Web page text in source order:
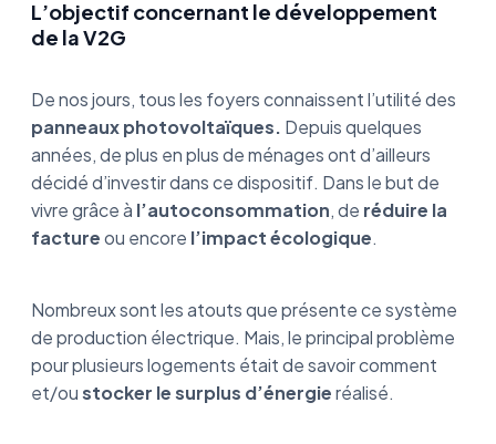
L’objectif concernant le développement
de la V2G
De nos jours, tous les foyers connaissent l’utilité des
panneaux photovoltaïques. Depuis quelques
années, de plus en plus de ménages ont d’ailleurs
décidé d’investir dans ce dispositif. Dans le but de
vivre grâce à l’autoconsommation, de réduire la
factureou encore l’impact écologique.
Nombreux sont les atouts que présente ce système
de production électrique. Mais, le principal problème
pour plusieurs logements était de savoir comment
et/oustocker le surplus d’énergieréalisé.